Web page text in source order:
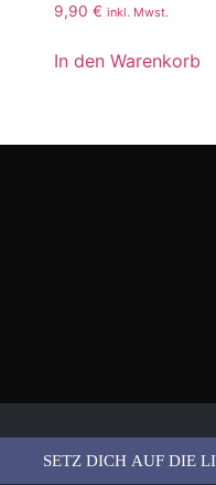
9,90€ inkl. Mwst.
In den Warenkorb